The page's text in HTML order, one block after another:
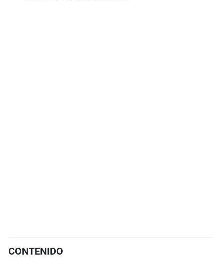
CONTENIDO